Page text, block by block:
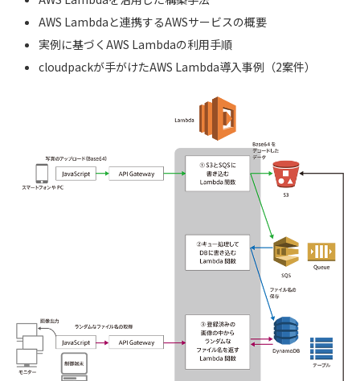
AWS Lambdaと連携するAWSサービスの概要
実例に基づくAWS Lambdaの利用手順
cloudpackが手がけたAWS Lambda導入事例（2案件）